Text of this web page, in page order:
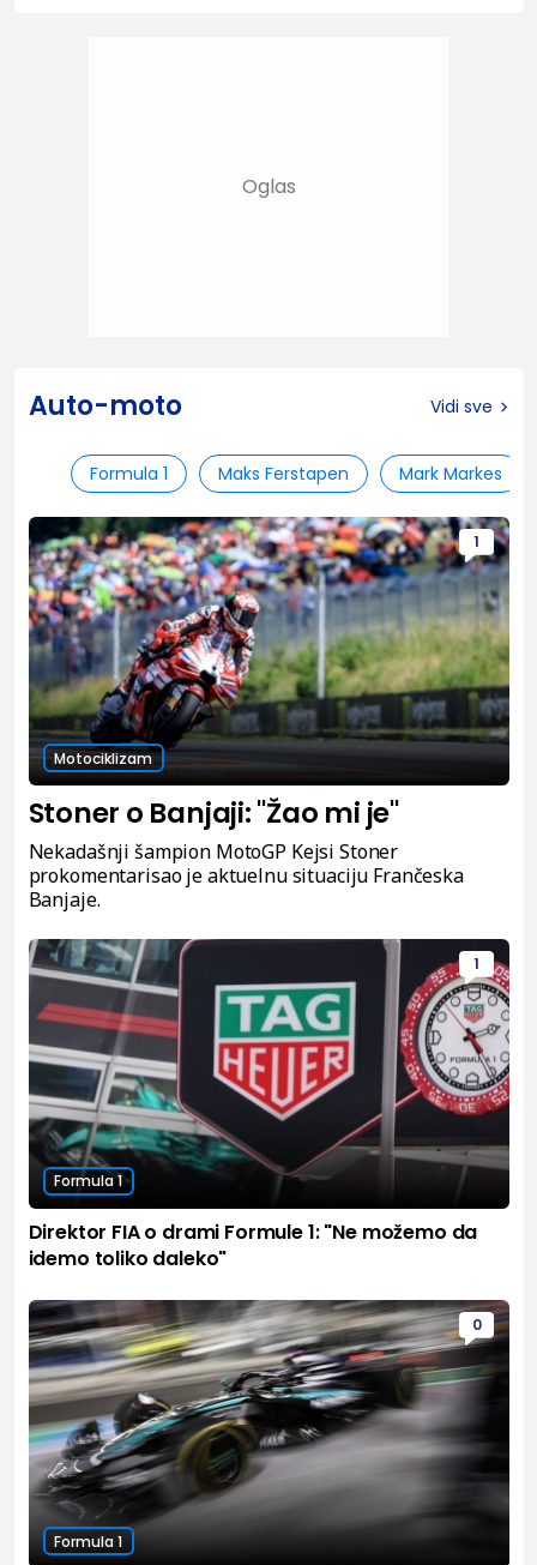
Auto-moto Vidi sve
Formula 1 Maks Ferstapen Mark Markes
1
Motociklizam
Stoner o Banjaji: "Žao mi je"
Nekadašnji šampion MotoGP Kejsi Stoner
prokomentarisao je aktuelnu situaciju Frančeska
Banjaje.
1
Formula 1
Direktor FIA o drami Formule 1: "Ne možemo da
idemo toliko daleko"
0
Formula 1